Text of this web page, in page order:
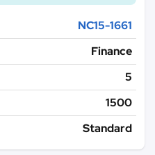
NC15-1661
Finance
5
1500
Standard